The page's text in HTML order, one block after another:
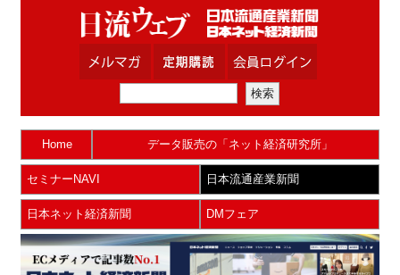
Home データ販売の「ネット経済研究所」
セミナーNAVI 日本流通産業新聞
日本ネット経済新聞 DMフェア